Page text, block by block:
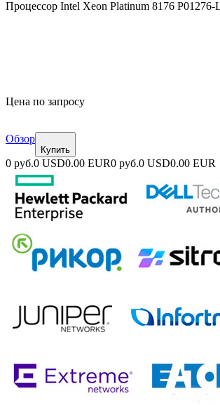
Процессор Intel Xeon Platinum 8176
Цена по запросу
Обзор
Купить
0 руб.0 USD0.00 EUR0 руб.0 USD0.00 EUR